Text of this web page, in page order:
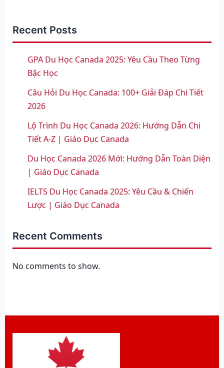
Recent Posts
GPA Du Học Canada 2025: Yêu Cầu Theo Từng
Bậc Học
Câu Hỏi Du Học Canada: 100+ Giải Đáp Chi Tiết
2026
Lộ Trình Du Học Canada 2026: Hướng Dẫn Chi
Tiết A-Z | Giáo Dục Canada
Du Học Canada 2026 Mới: Hướng Dẫn Toàn Diện
| Giáo Dục Canada
IELTS Du Học Canada 2025: Yêu Cầu & Chiến
Lược | Giáo Dục Canada
Recent Comments
No comments to show.